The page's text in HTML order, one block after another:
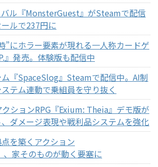
ル『MonsterGuest』がSteamで配信
ルで237円に
”にホラー要素が現れる一人称カードゲ
』発売。体験版も配信中
『SpaceSlog』Steamで配信中。AI制
テム連動で乗組員を守り抜く
ションRPG『Exium: Theia』デモ版が
ダメージ表現や戦利品システムを強化
を築くアクション
家そのものが動く要塞に